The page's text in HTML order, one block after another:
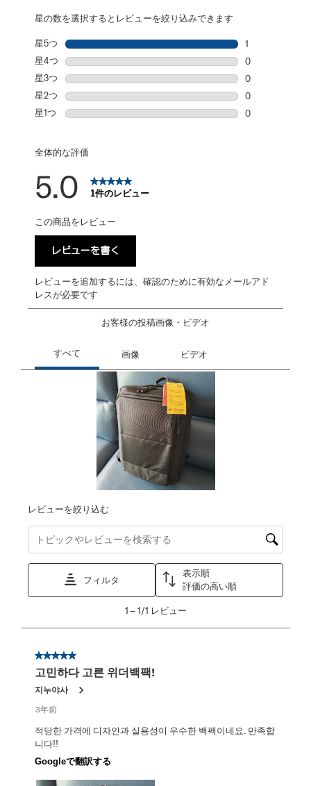
星の数を選択するとレビューを絞り込みできます
星5つ 星
1
星5個の1件の
星4つ 星
0
星4個の0件の
星3つ 星
0
星3個の0件の
星2つ 星
0
星2個の0件の
星1つ
0
全体的な評価
5.0 1件のレビュー
この商品をレビュー
レビューを書く
レビューを追加するには、確認のために有効なメールアド
レスが必要です
お客様の投稿画像・ビデオ
レビューを絞り込む
トピックやレビュー検索地域を検索する
フィルタ
表示順
評価の高い順
ー。
1 – 1/1 レビュー
星5／5個です。
고민하다 고른 위더백팩!
지누야사
3年前
적당한 가격에 디자인과 실용성이 우수한 백팩이네요. 만족합
니다!!
Googleで翻訳する